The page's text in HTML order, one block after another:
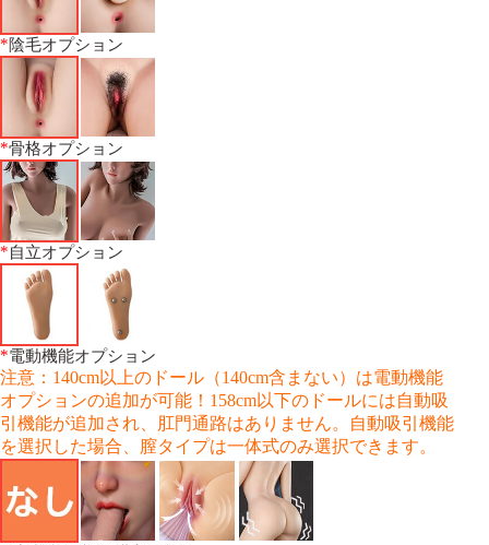
*陰毛オプション
*骨格オプション
*自立オプション
*電動機能オプション
注意：140cm以上のドール（140cm含まない）は電動機能
オプションの追加が可能！158cm以下のドールには自動吸
引機能が追加され、肛門通路はありません。自動吸引機能
を選択した場合、膣タイプは一体式のみ選択できます。